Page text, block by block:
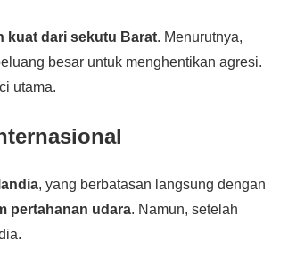
kuat dari sekutu Barat. Menurutnya,
besar untuk menghentikan agresi.
utama.
, yang berbatasan langsung dengan
pertahanan udara. Namun, setelah